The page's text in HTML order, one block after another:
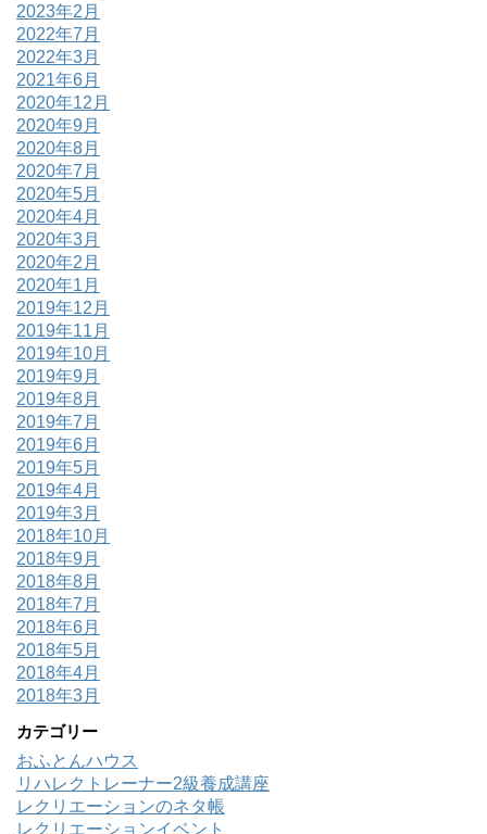
2023年2月
2022年7月
2022年3月
2021年6月
2020年12月
2020年9月
2020年8月
2020年7月
2020年5月
2020年4月
2020年3月
2020年2月
2020年1月
2019年12月
2019年11月
2019年10月
2019年9月
2019年8月
2019年7月
2019年6月
2019年5月
2019年4月
2019年3月
2018年10月
2018年9月
2018年8月
2018年7月
2018年6月
2018年5月
2018年4月
2018年3月
カテゴリー
おふとんハウス
リハレクトレーナー2級養成講座
レクリエーションのネタ帳
レクリエーションイベント